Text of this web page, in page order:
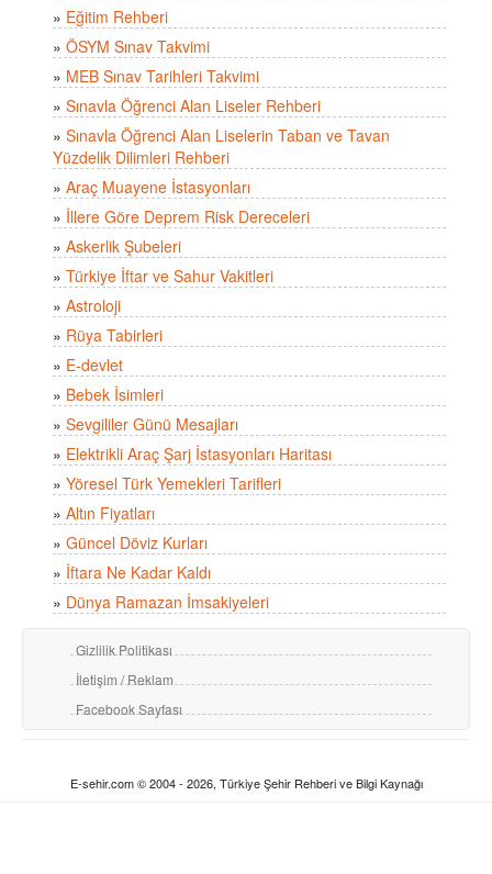
» Eğitim Rehberi
» ÖSYM Sınav Takvimi
» MEB Sınav Tarihleri Takvimi
» Sınavla Öğrenci Alan Liseler Rehberi
» Sınavla Öğrenci Alan Liselerin Taban ve Tavan
Yüzdelik Dilimleri Rehberi
» Araç Muayene İstasyonları
» İllere Göre Deprem Risk Dereceleri
» Askerlik Şubeleri
» Türkiye İftar ve Sahur Vakitleri
» Astroloji
» Rüya Tabirleri
» E-devlet
» Bebek İsimleri
» Sevgililer Günü Mesajları
» Elektrikli Araç Şarj İstasyonları Haritası
» Yöresel Türk Yemekleri Tarifleri
» Altın Fiyatları
» Güncel Döviz Kurları
» İftara Ne Kadar Kaldı
» Dünya Ramazan İmsakiyeleri
Gizlilik Politikası
İletişim / Reklam
Facebook Sayfası
E-sehir.com © 2004 - 2026, Türkiye Şehir Rehberi ve Bilgi Kaynağı